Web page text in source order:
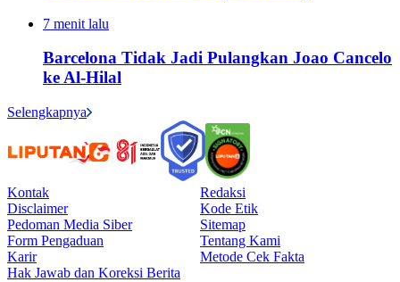
7 menit lalu
Barcelona Tidak Jadi Pulangkan Joao Cancelo
ke Al-Hilal
Selengkapnya
Kontak
Redaksi
Disclaimer
Kode Etik
Pedoman Media Siber
Sitemap
Form Pengaduan
Tentang Kami
Karir
Metode Cek Fakta
Hak Jawab dan Koreksi Berita